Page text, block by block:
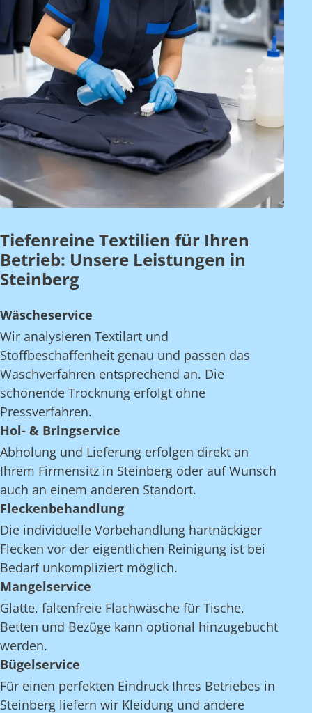
Tiefenreine Textilien für Ihren
Betrieb: Unsere Leistungen in
Steinberg
Wäscheservice
Wir analysieren Textilart und
Stoffbeschaffenheit genau und passen das
Waschverfahren entsprechend an. Die
schonende Trocknung erfolgt ohne
Pressverfahren.
Hol- & Bringservice
Abholung und Lieferung erfolgen direkt an
Ihrem Firmensitz in Steinberg oder auf Wunsch
auch an einem anderen Standort.
Fleckenbehandlung
Die individuelle Vorbehandlung hartnäckiger
Flecken vor der eigentlichen Reinigung ist bei
Bedarf unkompliziert möglich.
Mangelservice
Glatte, faltenfreie Flachwäsche für Tische,
Betten und Bezüge kann optional hinzugebucht
werden.
Bügelservice
Für einen perfekten Eindruck Ihres Betriebes in
Steinberg liefern wir Kleidung und andere